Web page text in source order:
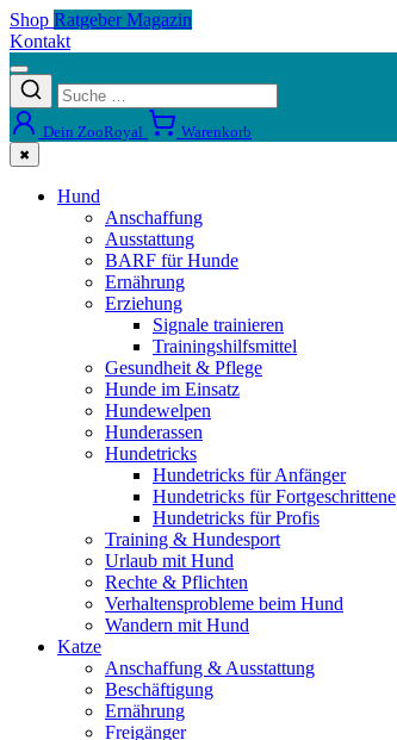
Shop Ratgeber Magazin
Kontakt
Dein ZooRoyal Warenkorb
✖
Hund
Anschaffung
Ausstattung
BARF für Hunde
Ernährung
Erziehung
Signale trainieren
Trainingshilfsmittel
Gesundheit & Pflege
Hunde im Einsatz
Hundewelpen
Hunderassen
Hundetricks
Hundetricks für Anfänger
Hundetricks für Fortgeschrittene
Hundetricks für Profis
Training & Hundesport
Urlaub mit Hund
Rechte & Pflichten
Verhaltensprobleme beim Hund
Wandern mit Hund
Katze
Anschaffung & Ausstattung
Beschäftigung
Ernährung
Freigänger